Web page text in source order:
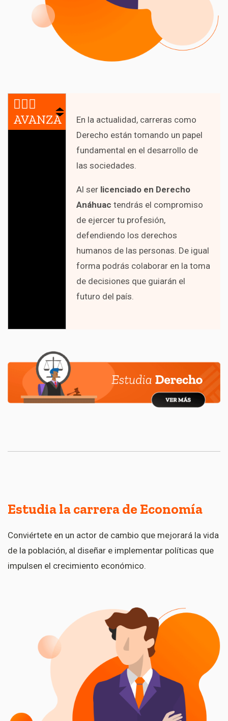
🏃🏻‍♂️
AVANZA
En la actualidad, carreras como
Derecho están tomando un papel
fundamental en el desarrollo de
las sociedades.
Al ser licenciado en Derecho
Anáhuac tendrás el compromiso
de ejercer tu profesión,
defendiendo los derechos
humanos de las personas. De igual
forma podrás colaborar en la toma
de decisiones que guiarán el
futuro del país.
Estudia la carrera de Economía
Conviértete en un actor de cambio que mejorará la vida
de la población, al diseñar e implementar políticas que
impulsen el crecimiento económico.